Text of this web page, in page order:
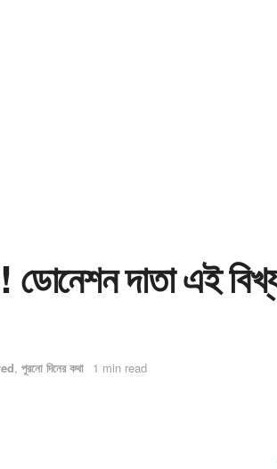
ডোনেশন দাতা এই
, পুরনো দিনের কথা 1 min read